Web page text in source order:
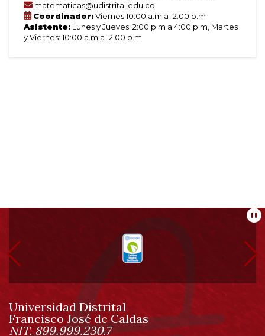
matematicas@udistrital.edu.co
Coordinador:Viernes 10:00 a.m a 12:00 p.m
Asistente: Lunes y Jueves: 2:00 p.m a 4:00 p.m, Martes
y Viernes: 10:00 a.m a 12:00 p.m
Información
pie
de
página
Información
Universidad Distrital
Francisco José de Caldas
NIT. 899.999.230.7